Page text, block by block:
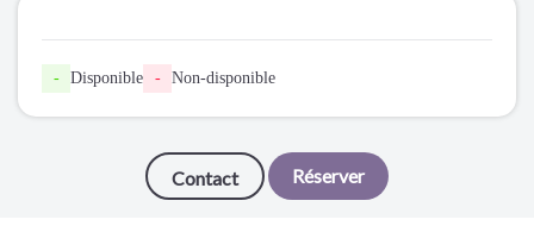
- Disponible - Non-disponible
Contact Réserver